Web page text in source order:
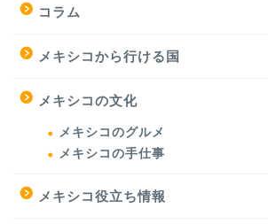
コラム
メキシコから行ける国
メキシコの文化
メキシコのグルメ
メキシコの手仕事
メキシコ役立ち情報